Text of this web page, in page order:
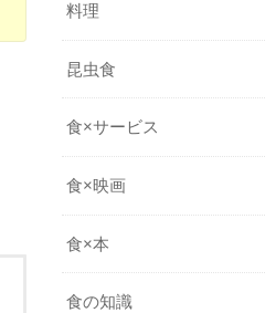
料理
昆虫食
食×サービス
食×映画
食×本
食の知識